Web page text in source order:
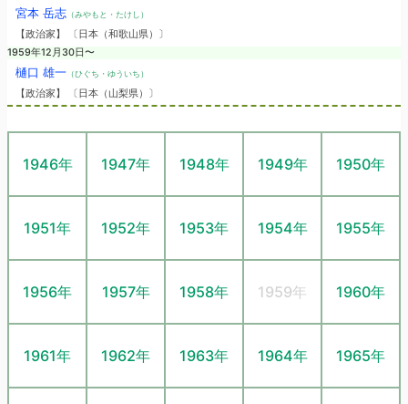
宮本 岳志（みやもと・たけし）
【政治家】 〔日本（和歌山県）〕
1959年12月30日〜
樋口 雄一（ひぐち・ゆういち）
【政治家】 〔日本（山梨県）〕
1946年 1947年 1948年 1949年 1950年
1951年 1952年 1953年 1954年 1955年
1956年 1957年 1958年 1959年 1960年
1961年 1962年 1963年 1964年 1965年